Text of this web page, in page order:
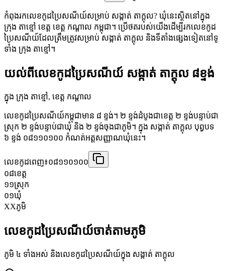
កំពុងរកលេខកូដប្រៃសណីយ៍សម្រាប់ សង្កាត់ តាក្ដុល? ឃុំនេះស្ថិតនៅក្នុង
ក្រុង តាខ្មៅ ខេត្ត ខេត្ត កណ្តាល កម្ពុជា។ ប្រើថតរបស់យើងដើម្បីរកលេខកូដ
ប្រៃសណីយ៍ដែលត្រឹមត្រូវសម្រាប់ សង្កាត់ តាក្ដុល និងទីតាំងផ្សេងទៀតនៅទូ
ទាំង ក្រុង តាខ្មៅ។
យល់ពីលេខកូដប្រៃសណីយ៍ សង្កាត់ តាក្ដុល ៨ខ្ទង់
ក្នុង ក្រុង តាខ្មៅ, ខេត្ត កណ្តាល
លេខកូដប្រៃសណីយ៍កម្ពុជាមាន ៨ ខ្ទង់។ ២ ខ្ទង់ដំបូងជាខេត្ត ២ ខ្ទង់បន្ទាប់ជា
ស្រុក ២ ខ្ទង់បន្ទាប់ជាឃុំ និង ២ ខ្ទង់ចុងជាភូមិ។ ក្នុង សង្កាត់ តាក្ដុល បុព្វបទ
៦ ខ្ទង់ ០៨១១០១០០ កំណត់អត្តសញ្ញាណឃុំនេះ។
លេខកូដពេញ៖០៨១១០១០០
០៨ខេត្ត
១១ស្រុក
០១ឃុំ
XXភូមិ
លេខកូដប្រៃសណីយ៍ចាត់តាមភូមិ
ភូមិ ៤ ទាំងអស់ និងលេខកូដប្រៃសណីយ៍ក្នុង សង្កាត់ តាក្ដុល